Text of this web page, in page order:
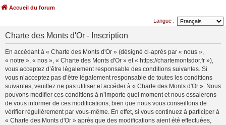
Accueil du forum
Langue :
Charte des Monts d'Or - Inscription
En accédant à « Charte des Monts d'Or » (désigné ci-après par « nous »,
« notre », « nos », « Charte des Monts d'Or » et « https://chartemontsdor.fr »),
vous acceptez d’être légalement responsable des conditions suivantes. Si
vous n’acceptez pas d’être légalement responsable de toutes les conditions
suivantes, veuillez ne pas utiliser et accéder à « Charte des Monts d'Or ». Nous
pouvons modifier ces conditions à n’importe quel moment et nous essaierons
de vous informer de ces modifications, bien que nous vous conseillons de
vérifier régulièrement par vous-même. En effet, si vous continuez à participer à
« Charte des Monts d'Or » après que des modifications aient été effectuées,